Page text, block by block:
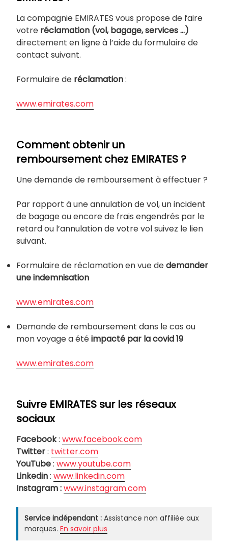
La compagnie EMIRATES vous propose de faire
votre réclamation (vol, bagage, services …)
directement en ligne à l’aide du formulaire de
contact suivant.
Formulaire de réclamation:
www.emirates.com
Comment obtenir un
remboursement chez EMIRATES ?
Une demande de remboursement à effectuer ?
Par rapport à une annulation de vol, un incident
de bagage ou encore de frais engendrés par le
retard ou l’annulation de votre vol suivez le lien
suivant.
Formulaire de réclamation en vue dedemander
une indemnisation
www.emirates.com
Demande de remboursement dans le cas ou
mon voyage a étéimpacté par la covid 19
www.emirates.com
Suivre EMIRATES sur les réseaux
sociaux
Facebook: www.facebook.com
Twitter: twitter.com
YouTube: www.youtube.com
Linkedin: www.linkedin.com
Instagram :www.instagram.com
Service indépendant : Assistance non affiliée aux
marques. En savoir plus